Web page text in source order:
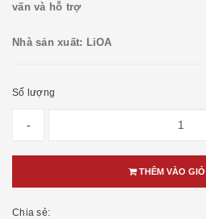
vấn và hỗ trợ
Nhà sản xuất: LiOA
Số lượng
-
THÊM VÀO GIỎ
Chia sẻ: